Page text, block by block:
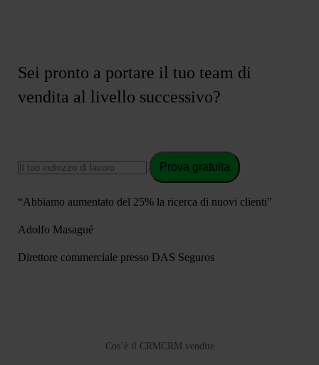
Sei pronto a portare il tuo team di
vendita al livello successivo?
Prova gratuita
“Abbiamo aumentato del 25% la ricerca di nuovi clienti”
Adolfo Masagué
Direttore commerciale presso DAS Seguros
Cos’è il CRM CRM vendite